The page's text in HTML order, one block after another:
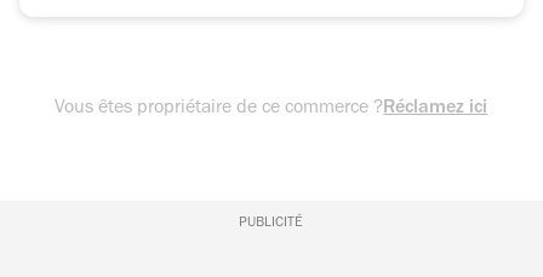
Vous êtes propriétaire de ce commerce ?Réclamez ici
PUBLICITÉ